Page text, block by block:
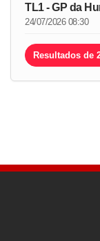
TL1 - GP da
24/07/2026 08:30
Resultados de